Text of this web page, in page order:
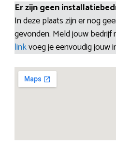
Er zijn geen
In deze plaats zijn er nog
gevonden. Meld jouw bedrijf
linkvoeg je eenvoudig jouw